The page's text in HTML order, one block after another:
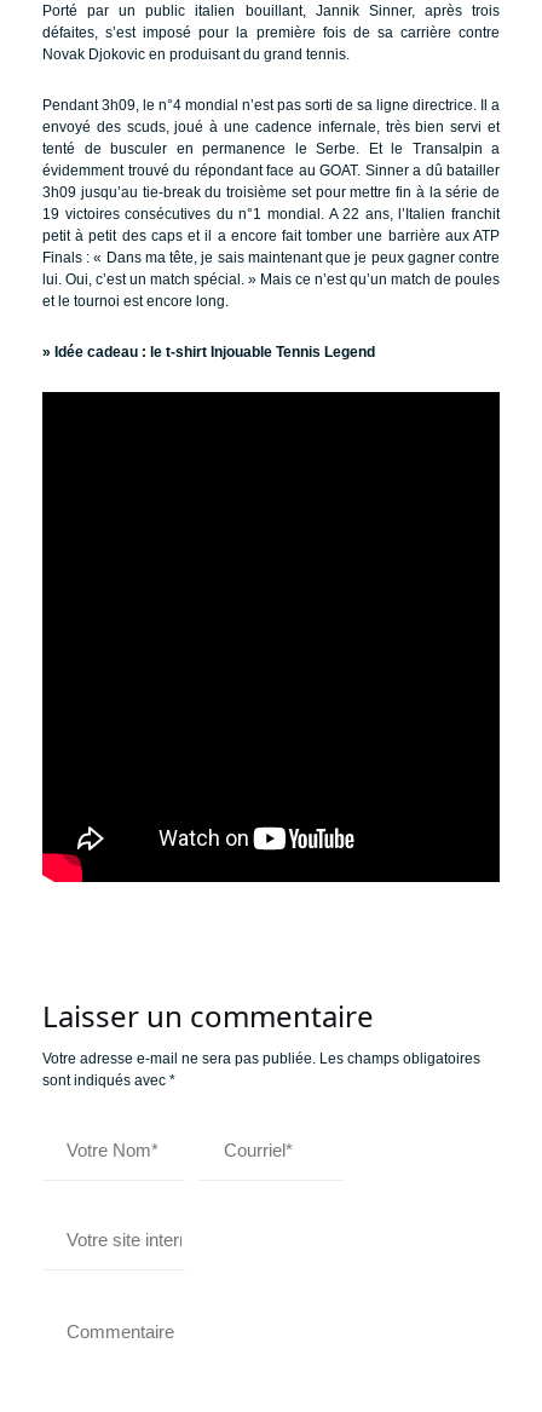
Porté par un public italien bouillant, Jannik Sinner, après trois
défaites, s’est imposé pour la première fois de sa carrière contre
Novak Djokovic en produisant du grand tennis.
Pendant 3h09, le n°4 mondial n’est pas sorti de sa ligne directrice. Il a
envoyé des scuds, joué à une cadence infernale, très bien servi et
tenté de busculer en permanence le Serbe. Et le Transalpin a
évidemment trouvé du répondant face au GOAT. Sinner a dû batailler
3h09 jusqu’au tie-break du troisième set pour mettre fin à la série de
19 victoires consécutives du n°1 mondial. A 22 ans, l’Italien franchit
petit à petit des caps et il a encore fait tomber une barrière aux ATP
Finals : « Dans ma tête, je sais maintenant que je peux gagner contre
lui. Oui, c’est un match spécial. » Mais ce n’est qu’un match de poules
et le tournoi est encore long.
» Idée cadeau : le t-shirt Injouable Tennis Legend
Laisser un commentaire
Votre adresse e-mail ne sera pas publiée. Les champs obligatoires
sont indiqués avec *